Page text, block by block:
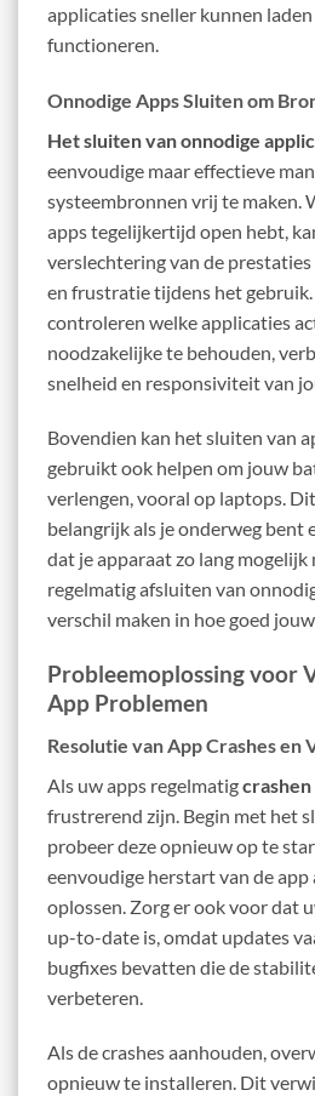
applicaties sneller kunnen
functioneren.
Onnodige Apps Sluiten om
Het sluiten van onnodige
eenvoudige maar effectieve
systeembronnen vrij te maken.
apps tegelijkertijd open hebt,
verslechtering van de
en frustratie tijdens het
controleren welke applicaties
noodzakelijke te behouden,
snelheid en responsiviteit van
Bovendien kan het sluiten van
gebruikt ook helpen om jouw
verlengen, vooral op laptops.
belangrijk als je onderweg bent
dat je apparaat zo lang mogelijk
regelmatig afsluiten van
verschil maken in hoe goed
Probleemoplossing voor
App Problemen
Resolutie van App Crashes en
Als uw apps regelmatigcrashen
frustrerend zijn. Begin met het
probeer deze opnieuw op te
eenvoudige herstart van de
oplossen. Zorg er ook voor dat
up-to-date is, omdat updates
bugfixes bevatten die de
verbeteren.
Als de crashes aanhouden,
opnieuw te installeren. Dit